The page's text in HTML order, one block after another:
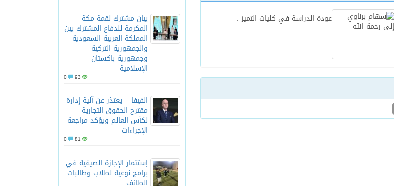
بيان مشترك لقمة مكة
المكرمة للدفاع المشترك بين
المملكة العربية السعودية
والجمهورية التركية
وجمهورية باكستان
الإسلامية
93
الفيفا – يعتذر عن آلية إدارة
مقترح الحقوق التجارية
لكأس العالم ويؤكد مراجعة
الإجراءات
81
إستثمار الإجازة الصيفية في
برامج نوعية لطلاب وطالبات
الطائف
عودة الدراسة في كليات التميز .